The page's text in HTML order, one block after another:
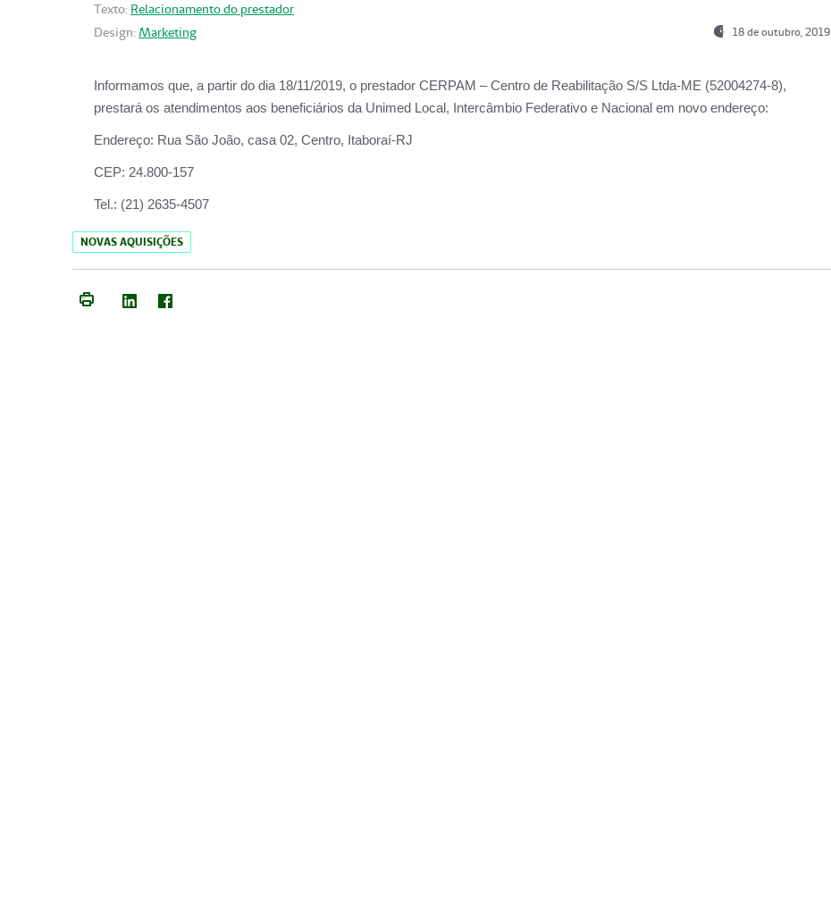
Texto: Relacionamento do prestador
Design: Marketing 18 de outubro, 2019
Informamos que, a partir do dia 18/11/2019, o prestador CERPAM – Centro de Reabilitação S/S Ltda-ME (52004274-8),
prestará os atendimentos aos beneficiários da Unimed Local, Intercâmbio Federativo e Nacional em novo endereço:
Endereço: Rua São João, casa 02, Centro, Itaboraí-RJ
CEP: 24.800-157
Tel.: (21) 2635-4507
NOVAS AQUISIÇÕES